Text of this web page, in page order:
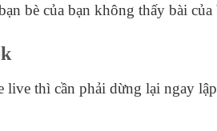
bè của bạn không thấy bài của
live thì cần phải dừng lại ngay